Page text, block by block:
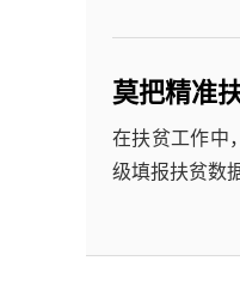
莫把精准
在扶贫工作中
级填报扶贫数